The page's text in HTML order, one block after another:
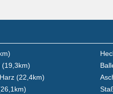
(19,3km)
(22,4km)